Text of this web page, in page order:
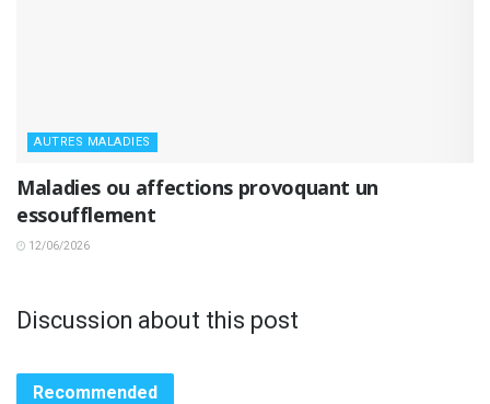
AUTRES MALADIES
Maladies ou affections provoquant un
essoufflement
12/06/2026
Discussion about this post
Recommended